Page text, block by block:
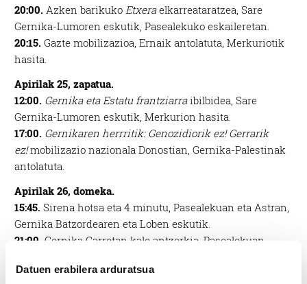
Datuen erabilera arduratsua
20:00. Azken barikukoEtxeraelkarreataratzea, Sare
Gernika-Lumoren eskutik, Pasealekuko eskaileretan.
20:15. Gazte mobilizazioa, Ernaik antolatuta, Merkuriotik
hasita.
Apirilak 25, zapatua.
12:00. Gernika eta Estatu frantziarraibilbidea, Sare
Gernika-Lumoren eskutik, Merkurion hasita.
17:00. Gernikaren herrritik: Genozidiorik ez! Gerrarik
ez!mobilizazio nazionala Donostian, Gernika-Palestinak
antolatuta.
Apirilak 26, domeka.
15:45. Sirena hotsa eta 4 minutu, Pasealekuan eta Astran,
Gernika Batzordearen eta Loben eskutik.
21:00. Gernika Garretan kale antzerkia, Pasealekuan,
21:00.Manifestazioa kandelekin, Kandelen ibilbidea,